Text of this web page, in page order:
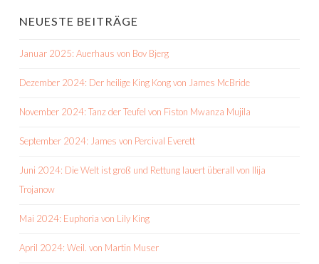
NEUESTE BEITRÄGE
Januar 2025: Auerhaus von Bov Bjerg
Dezember 2024: Der heilige King Kong von James McBride
November 2024: Tanz der Teufel von Fiston Mwanza Mujila
September 2024: James von Percival Everett
Juni 2024: Die Welt ist groß und Rettung lauert überall von Ilija
Trojanow
Mai 2024: Euphoria von Lily King
April 2024: Weil. von Martin Muser